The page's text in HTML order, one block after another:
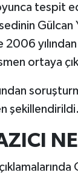
tespit
yılından
ortaya
şekillendirildi.